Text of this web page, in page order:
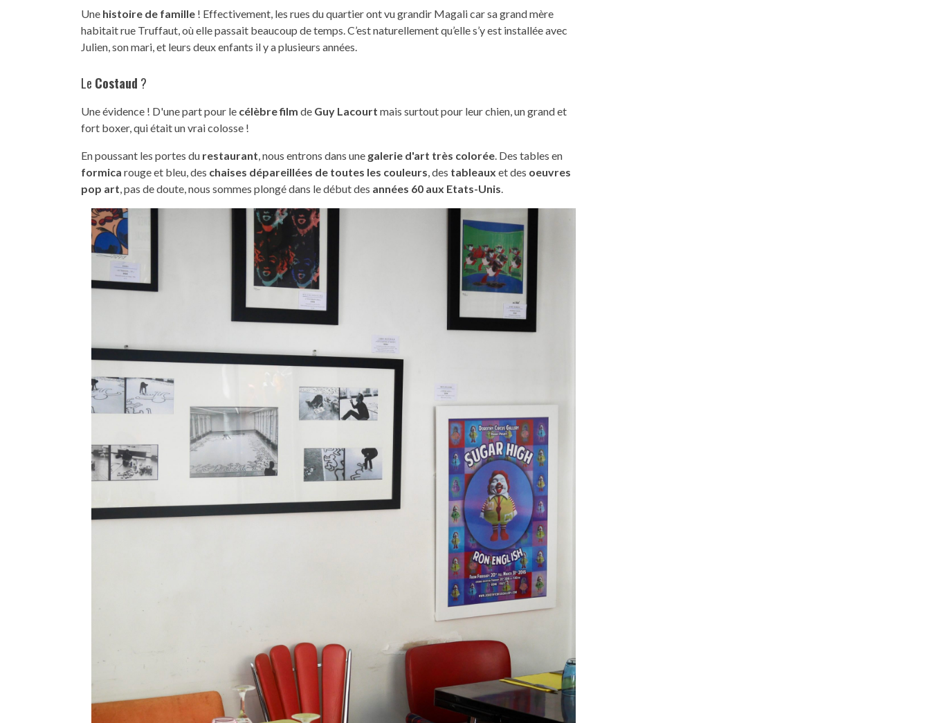
Une histoire de famille ! Effectivement, les rues du quartier ont vu grandir Magali car sa grand mère
habitait rue Truffaut, où elle passait beaucoup de temps. C’est naturellement qu’elle s’y est installée avec
Julien, son mari, et leurs deux enfants il y a plusieurs années.
Le Costaud ?
Une évidence ! D'une part pour le célèbre film de Guy Lacourt mais surtout pour leur chien, un grand et
fort boxer, qui était un vrai colosse !
En poussant les portes du restaurant, nous entrons dans une galerie d'art très colorée. Des tables en
formica rouge et bleu, des chaises dépareillées de toutes les couleurs, des tableaux et des oeuvres
pop art, pas de doute, nous sommes plongé dans le début des années 60 aux Etats-Unis.